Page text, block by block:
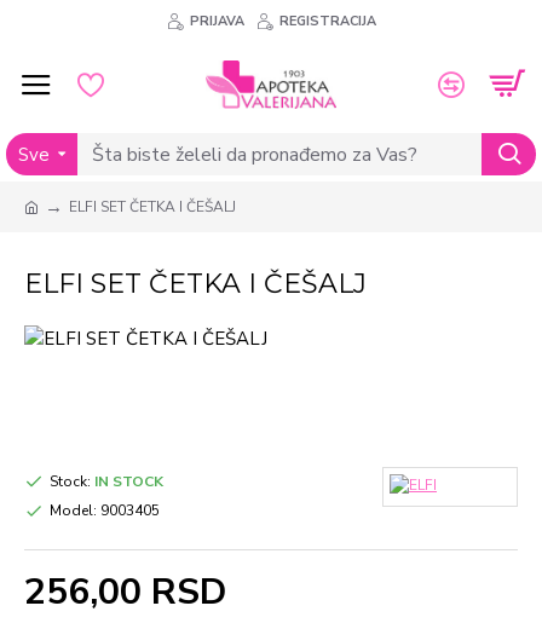
PRIJAVA REGISTRACIJA
Sve
ELFI SET ČETKA I ČEŠALJ
ELFI SET ČETKA I ČEŠALJ
256,00 RSD
Stock: IN STOCK
Model: 9003405